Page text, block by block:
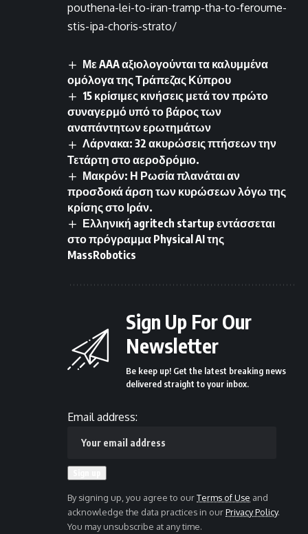
pouthena-lei-to-iran-tramp-tha-to-feroume-
stis-ipa-choris-strato/
Με AAA αξιολογούνται τα καλυμμένα
ομόλογα της Τράπεζας Κύπρου
15 κρίσιμες κινήσεις μετά τον πρώτο
συναγερμό υπό το βάρος των
αναπάντητων ερωτημάτων
Λάρνακα: 32 ακυρώσεις πτήσεων την
Τετάρτη στο αεροδρόμιο.
Μακρόν: Η Ρωσία πλανάται αν
προσδοκά άρση των κυρώσεων λόγω της
κρίσης στο Ιράν.
Ελληνική agritech startup εντάσσεται
στο πρόγραμμα Physical AI της
MassRobotics
Sign Up For Our
Newsletter
Be keep up! Get the latest breaking news
delivered straight to your inbox.
Email address:
By signing up, you agree to ourTerms of Use and
acknowledge the data practices in ourPrivacy Policy.
You may unsubscribe at any time.